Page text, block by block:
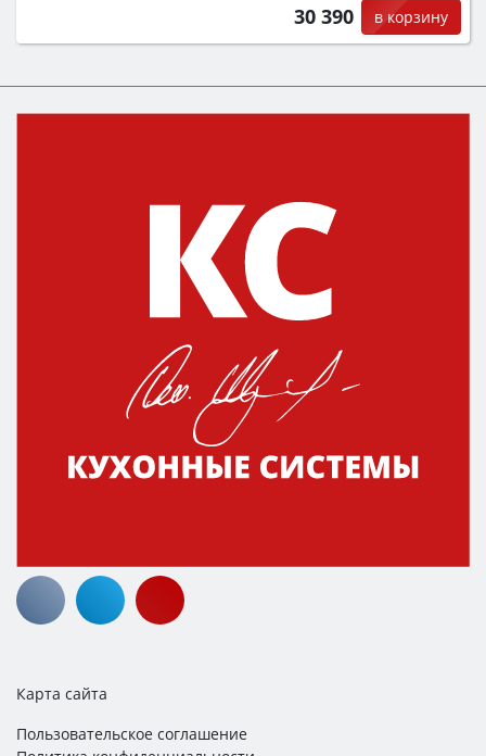
30 390 в корзину
Карта сайта
Пользовательское соглашение